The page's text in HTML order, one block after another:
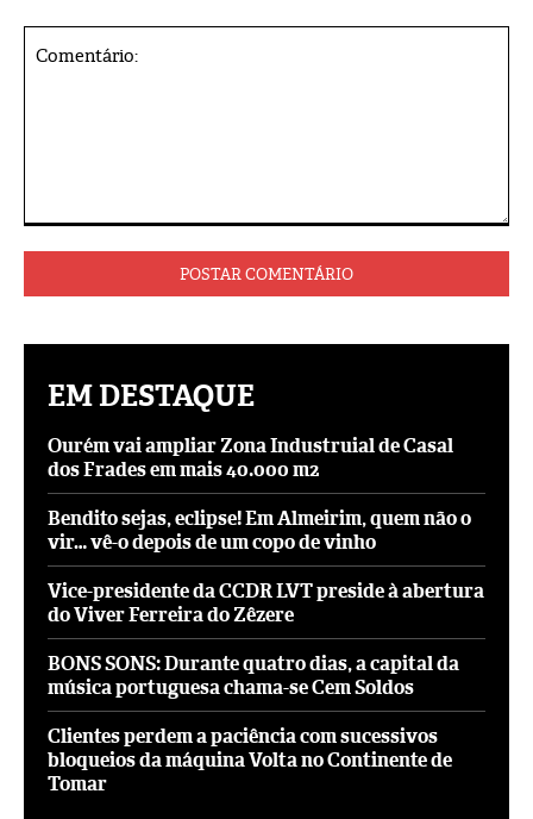
EM DESTAQUE
Ourém vai ampliar Zona Industruial de Casal
dos Frades em mais 40.000 m2
Bendito sejas, eclipse! Em Almeirim, quem não o
vir… vê-o depois de um copo de vinho
Vice-presidente da CCDR LVT preside à abertura
do Viver Ferreira do Zêzere
BONS SONS: Durante quatro dias, a capital da
música portuguesa chama-se Cem Soldos
Clientes perdem a paciência com sucessivos
bloqueios da máquina Volta no Continente de
Tomar